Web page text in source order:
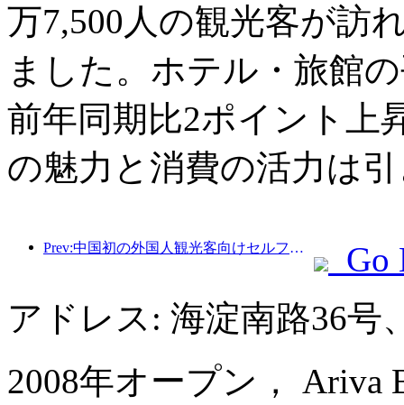
万7,500人の観光客が訪
ました。ホテル・旅館
前年同期比2ポイント上
の魅力と消費の活力は
Prev:中国初の外国人観光客向けセルフサービス文化観光消費システムが上海で開始
Go
アドレス: 海淀南路36号
2008年オープン， Ariva